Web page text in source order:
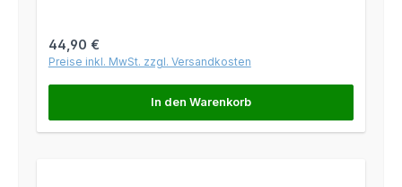
Regulärer Preis:
44,90 €
Preise inkl. MwSt. zzgl. Versandkosten
In den Warenkorb